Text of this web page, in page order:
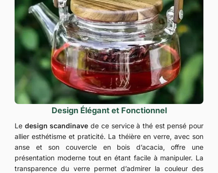
Design Élégant et Fonctionnel
Le design scandinave de ce service à thé est pensé pour
allier esthétisme et praticité. La théière en verre, avec son
anse et son couvercle en bois d’acacia, offre une
présentation moderne tout en étant facile à manipuler. La
transparence du verre permet d’admirer la couleur des